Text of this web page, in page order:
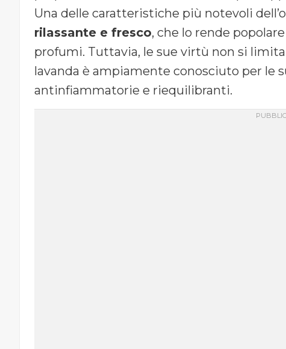
Una delle caratteristiche più notevoli
rilassante e fresco, che lo rende
profumi. Tuttavia, le sue virtù non si
lavanda è ampiamente conosciuto per le
antinfiammatorie e riequilibranti.